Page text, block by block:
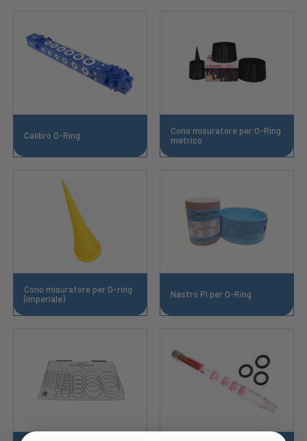
Calibro O-Ring
Cono misuratore per O-Ring
metrico
Cono misuratore per O-ring
(imperiale)
Nastro PI per O-Ring